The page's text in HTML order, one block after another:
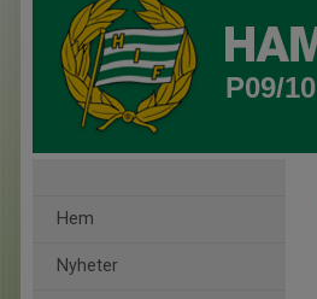
P09/10
Hem
Nyheter